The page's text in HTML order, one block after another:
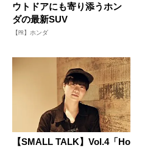
ウトドアにも寄り添うホン
ダの最新SUV
【PR】ホンダ
【SMALL TALK】Vol.4「Ho